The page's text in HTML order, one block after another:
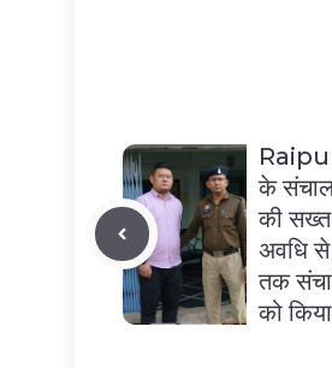
के
की सख्त
अवधि
तक
को